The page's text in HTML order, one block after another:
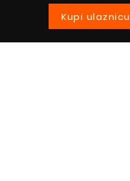
Kupi ulaznicu